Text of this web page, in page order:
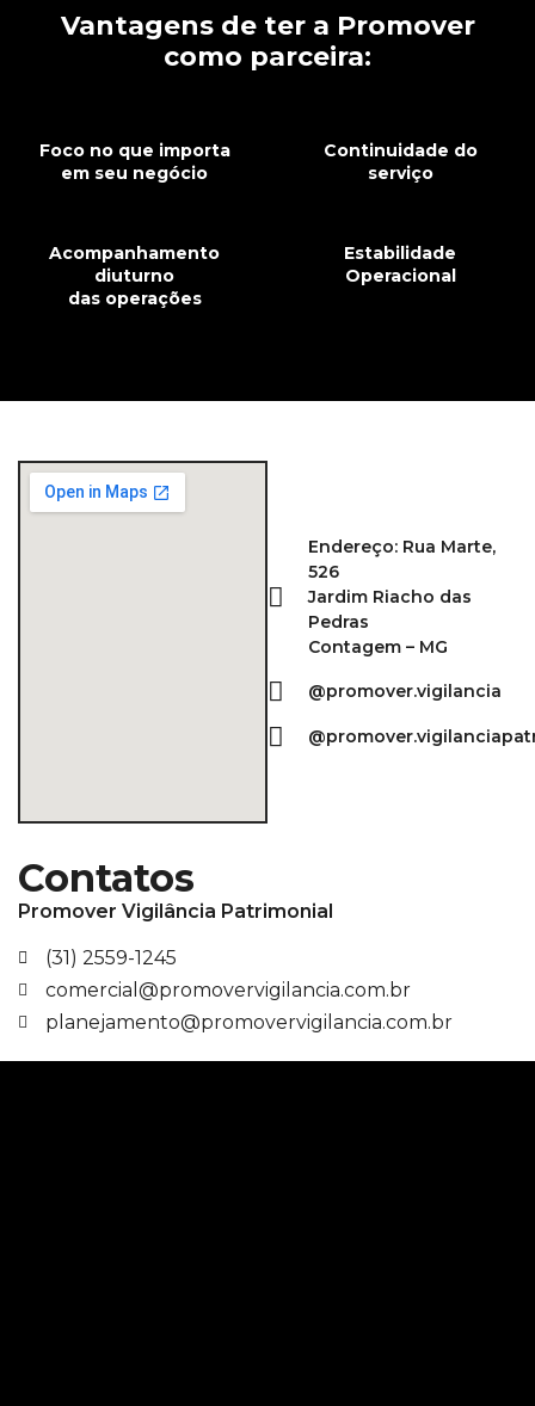
Vantagens de ter a Promover
como parceira:
Foco no que importa
em seu negócio
Continuidade do
serviço
Acompanhamento
diuturno
das operações
Estabilidade
Operacional
Endereço: Rua Marte,
526
Jardim Riacho das
Pedras
Contagem – MG
@promover.vigilancia
Contatos
Promover Vigilância Patrimonial
(31) 2559-1245
comercial@promovervigilancia.com.br
planejamento@promovervigilancia.com.br